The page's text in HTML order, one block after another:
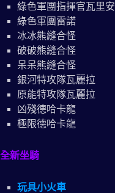
綠色軍團指揮官瓦里安
綠色軍團雷諾
冰冰熊縫合怪
破破熊縫合怪
呆呆熊縫合怪
銀河特攻隊瓦麗拉
原能特攻隊瓦麗拉
凶殘德哈卡龍
極限德哈卡龍
全新坐騎
玩具小火車